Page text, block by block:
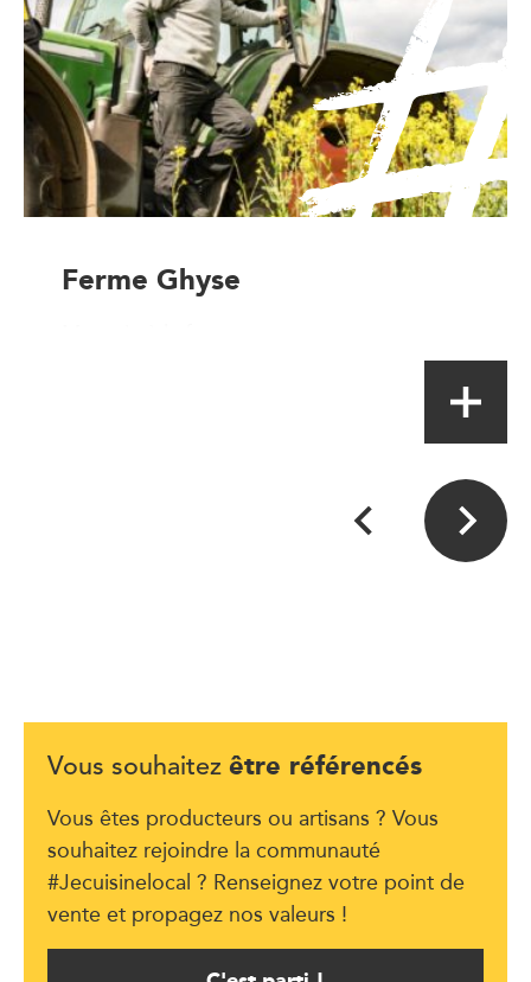
Ferme Ghyse
Vous souhaitez être référencés
Vous êtes producteurs ou artisans ? Vous
souhaitez rejoindre la communauté
#Jecuisinelocal ? Renseignez votre point de
vente et propagez nos valeurs !